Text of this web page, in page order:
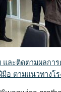
ละติดตามผลการ
อ ตามแนวทางโ